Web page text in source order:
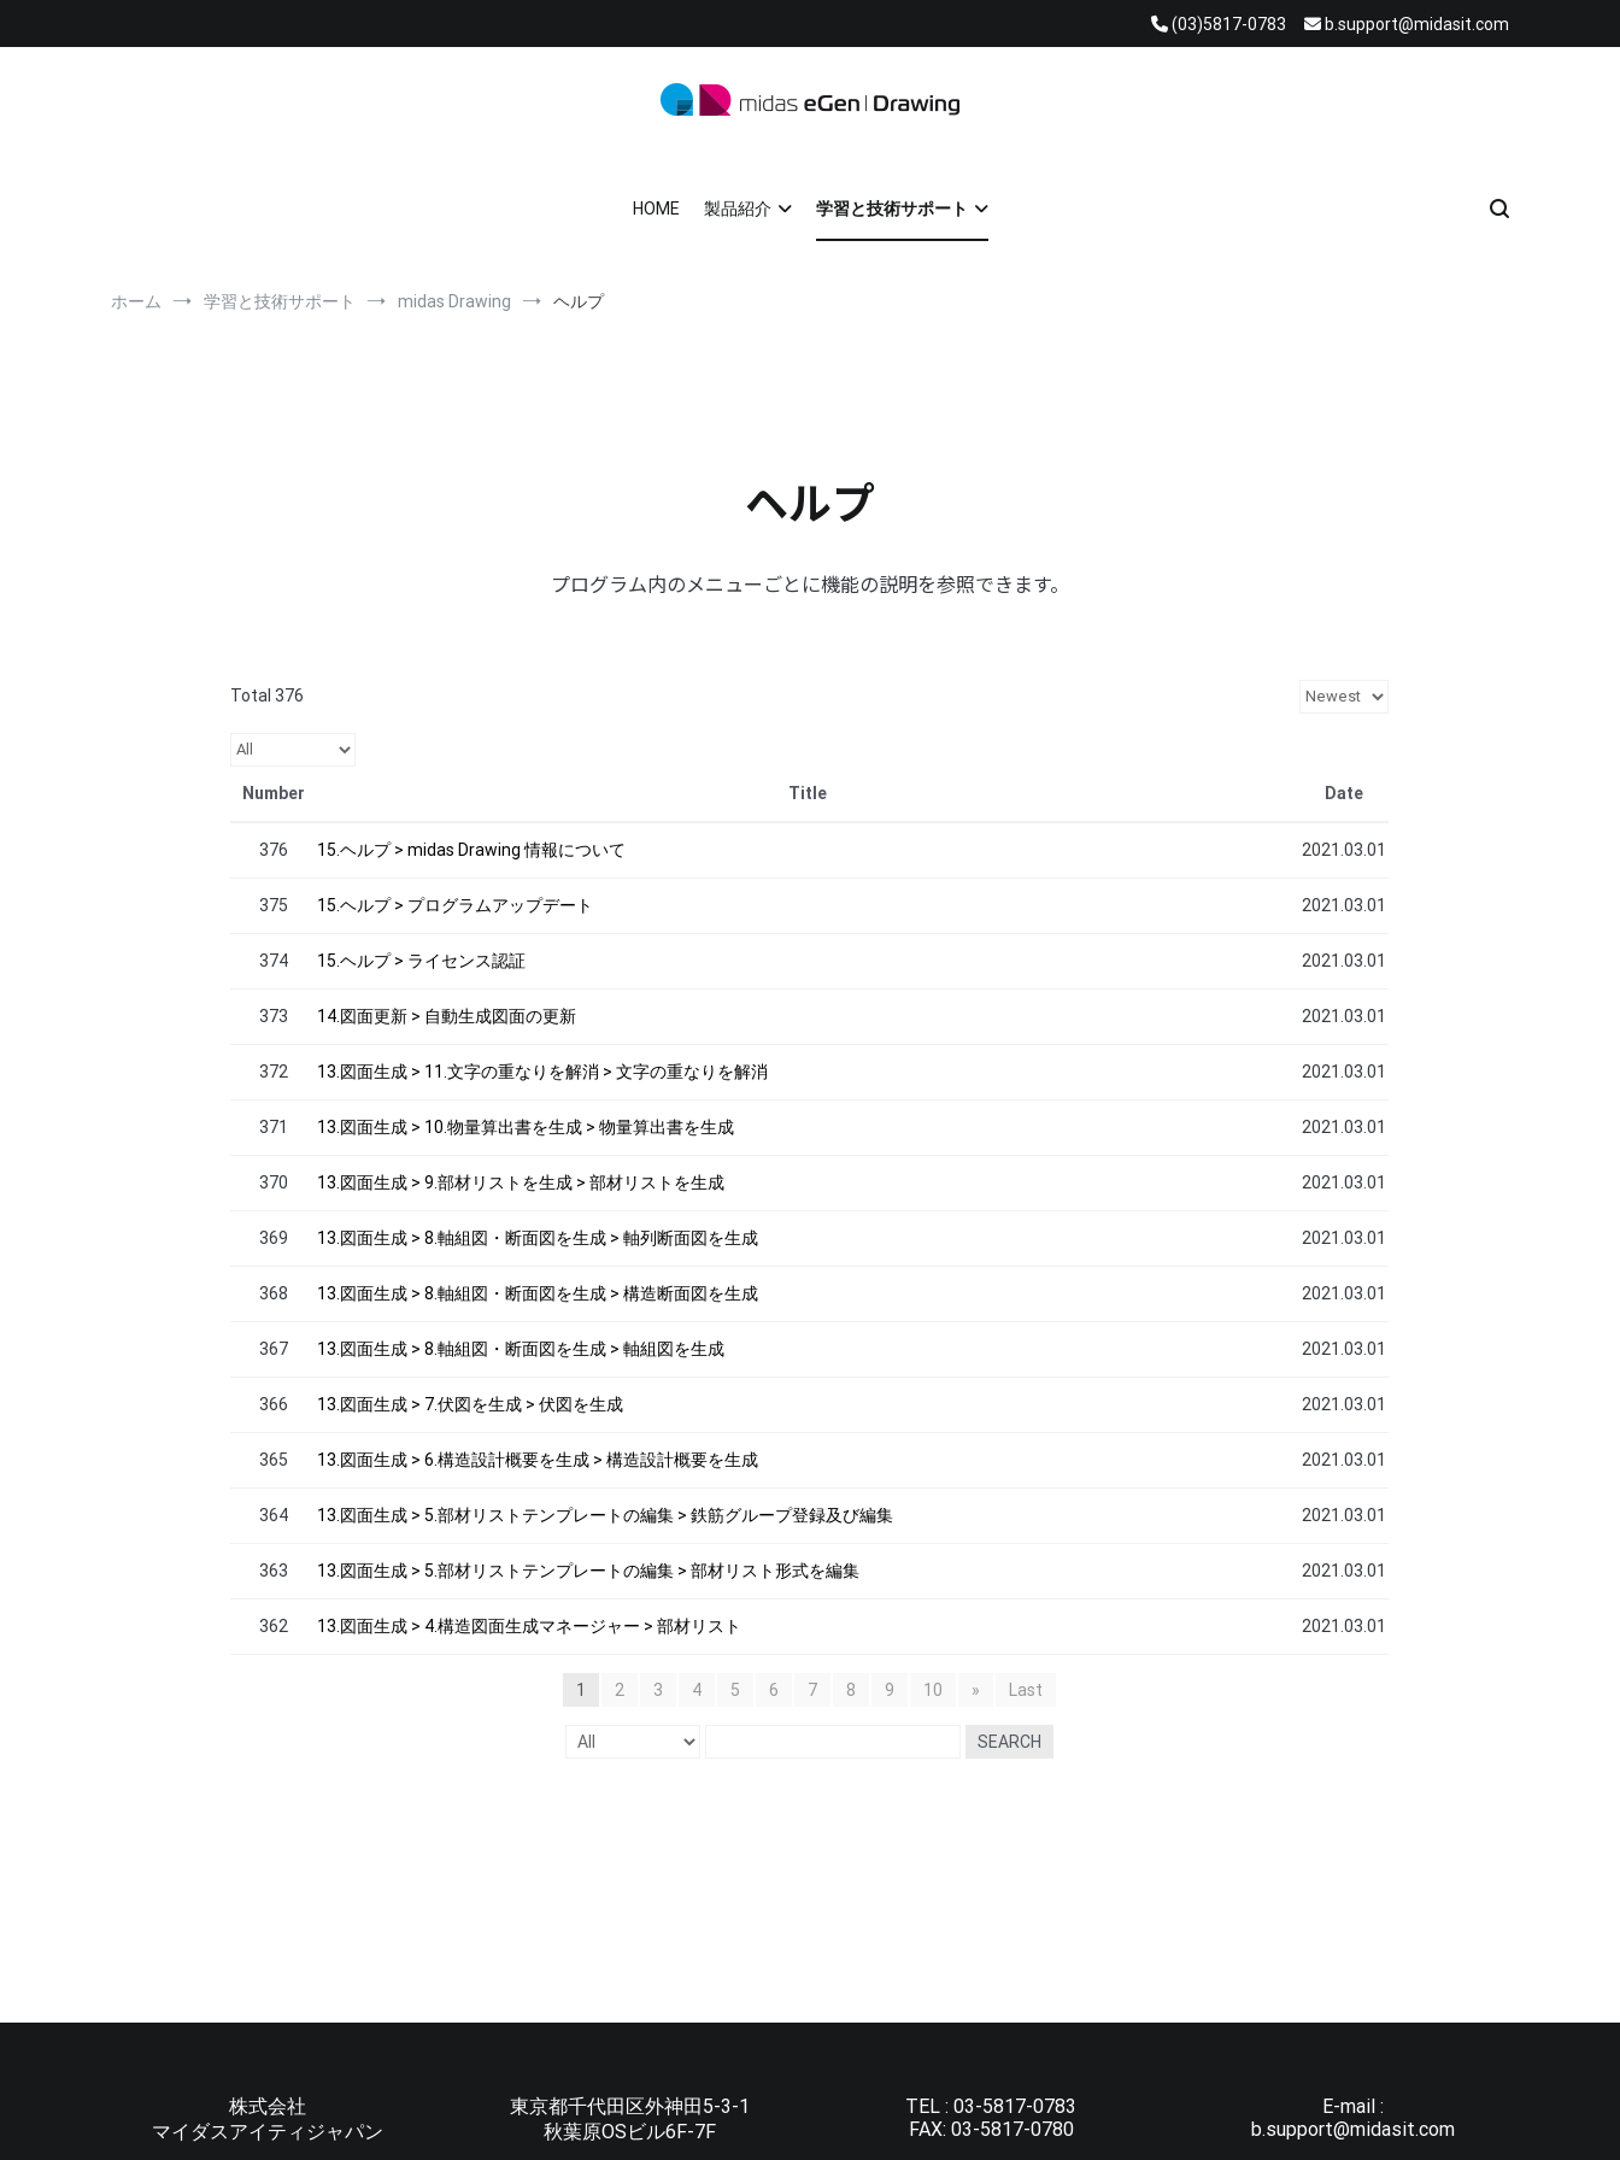
(03)5817-0783 b.support@midasit.com
HOME 製品紹介 学習と技術サポート
ホーム 学習と技術サポート midas Drawing ヘルプ
ヘルプ
プログラム内のメニューごとに機能の説明を参照できます。
Total 376
Number Title Date
376 15.ヘルプ > midas Drawing 情報について 2021.03.01
375 15.ヘルプ > プログラムアップデート 2021.03.01
374 15.ヘルプ > ライセンス認証 2021.03.01
373 14.図面更新 > 自動生成図面の更新 2021.03.01
372 13.図面生成 > 11.文字の重なりを解消 > 文字の重なりを解消 2021.03.01
371 13.図面生成 > 10.物量算出書を生成 > 物量算出書を生成 2021.03.01
370 13.図面生成 > 9.部材リストを生成 > 部材リストを生成 2021.03.01
369 13.図面生成 > 8.軸組図・断面図を生成 > 軸列断面図を生成 2021.03.01
368 13.図面生成 > 8.軸組図・断面図を生成 > 構造断面図を生成 2021.03.01
367 13.図面生成 > 8.軸組図・断面図を生成 > 軸組図を生成 2021.03.01
366 13.図面生成 > 7.伏図を生成 > 伏図を生成 2021.03.01
365 13.図面生成 > 6.構造設計概要を生成 > 構造設計概要を生成 2021.03.01
364 13.図面生成 > 5.部材リストテンプレートの編集 > 鉄筋グループ登録及び編集 2021.03.01
363 13.図面生成 > 5.部材リストテンプレートの編集 > 部材リスト形式を編集 2021.03.01
362 13.図面生成 > 4.構造図面生成マネージャー > 部材リスト 2021.03.01
1 2 3 4 5 6 7 8 9 10 » Last
SEARCH
株式会社
マイダスアイティジャパン
東京都千代田区外神田5-3-1
秋葉原OSビル6F-7F
TEL : 03-5817-0783
FAX: 03-5817-0780
E-mail :
b.support@midasit.com